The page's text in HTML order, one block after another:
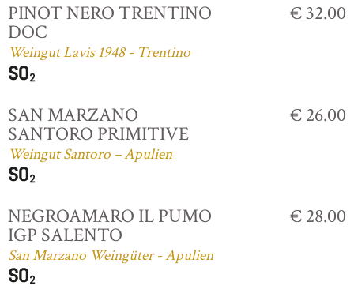
PINOT NERO TRENTINO
DOC
Weingut Lavis 1948 - Trentino
€ 32.00
SAN MARZANO
SANTORO PRIMITIVE
Weingut Santoro – Apulien
€ 26.00
NEGROAMARO IL PUMO
IGP SALENTO
San Marzano Weingüter - Apulien
€ 28.00